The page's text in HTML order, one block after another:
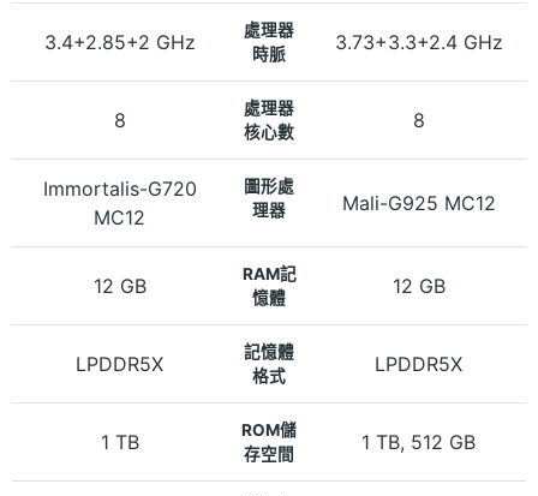
3.4+2.85+2 GHz
處理器
時脈
3.73+3.3+2.4 GHz
8
處理器
核心數
8
Immortalis-G720
MC12
圖形處
理器
Mali-G925 MC12
12 GB
RAM記
憶體
12 GB
LPDDR5X
記憶體
格式
LPDDR5X
1 TB
ROM儲
存空間
1 TB, 512 GB